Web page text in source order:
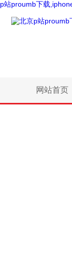
p站proumb下载
网站首页